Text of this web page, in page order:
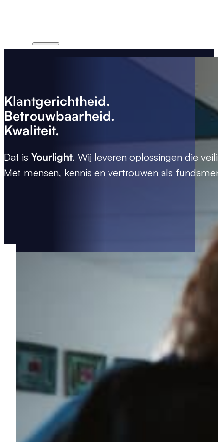
Klantgerichtheid.
Betrouwbaarheid.
Kwaliteit.
Dat is Yourlight. Wij leveren oplossingen die
Met mensen, kennis en vertrouwen als